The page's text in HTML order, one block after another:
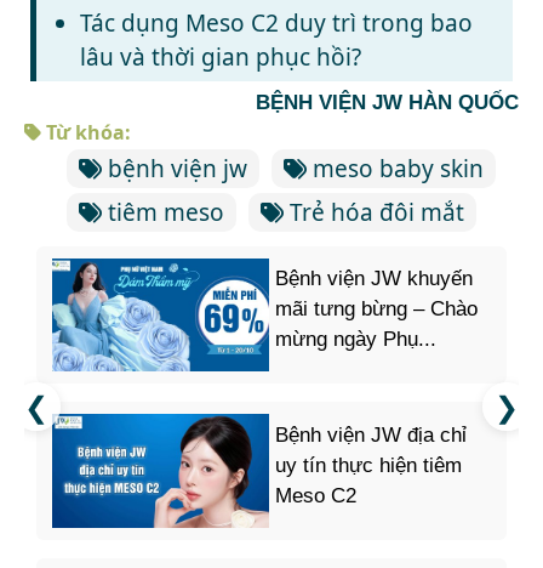
Tác dụng Meso C2 duy trì trong bao
lâu và thời gian phục hồi?
BỆNH VIỆN JW HÀN QUỐC
Từ khóa:
bệnh viện jw
meso baby skin
tiêm meso
Trẻ hóa đôi mắt
Bệnh viện JW khuyến
mãi tưng bừng – Chào
mừng ngày Phụ...
Bệnh viện JW địa chỉ
uy tín thực hiện tiêm
Meso C2